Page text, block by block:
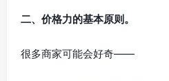
二、价格力的基本原则。
很多商家可能会好奇——